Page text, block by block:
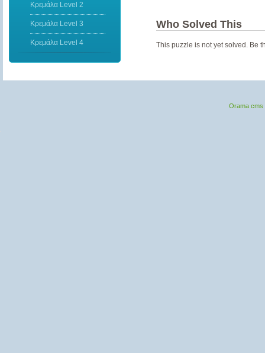
Who Solved This
This puzzle is not yet solved. Be
Κρεμάλα Level 2
Κρεμάλα Level 3
Κρεμάλα Level 4
Orama